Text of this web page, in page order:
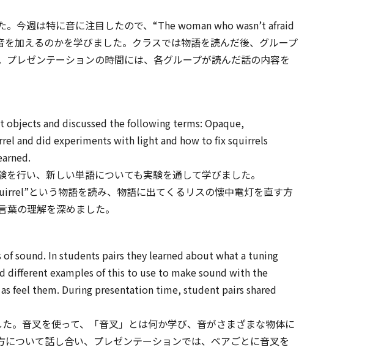
今週は特に音に注目したので、“The woman who wasn’t afraid
加えるのかを学びました。クラスでは物語を読んだ後、グループ
レゼンテーションの時間には、各グループが読んだ話の内容を
and discussed the following terms: Opaque,
and did experiments with light and how to fix squirrels
行い、新しい単語についても実験を通して学びました。
という物語を読み、物語に出てくるリスの懐中電灯を直す方
の理解を深めました。
sound. In students pairs they learned about what a tuning
different examples of this to use to make sound with the
feel them. During presentation time, student pairs shared
。音叉を使って、「音叉」とは何か学び、音がさまざまな物体に
ついて話し合い、プレゼンテーションでは、ペアごとに音叉を